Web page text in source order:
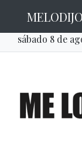
sábado 8 de